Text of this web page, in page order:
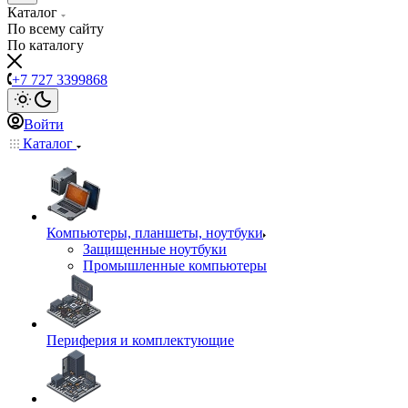
Каталог
По всему сайту
По каталогу
+7 727 3399868
Войти
Каталог
Компьютеры, планшеты, ноутбуки
Защищенные ноутбуки
Промышленные компьютеры
Периферия и комплектующие